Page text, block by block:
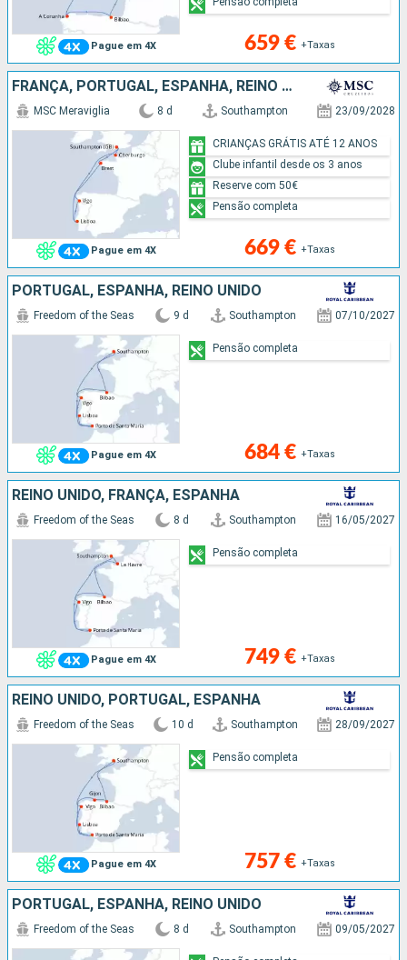
Pague em 4X 659 € +Taxas
FRANÇA, PORTUGAL, ESPANHA, REINO UNIDO
Pague em 4X
MSC Meraviglia 8 d Southampton 23/09/2028
669 € +Taxas
CRIANÇAS GRÁTIS ATÉ 12 ANOS
Clube infantil desde os 3 anos
Reserve com 50€
Pensão completa
PORTUGAL, ESPANHA, REINO UNIDO
Pague em 4X
Freedom of the Seas 9 d Southampton 07/10/2027
684 € +Taxas
Pensão completa
REINO UNIDO, FRANÇA, ESPANHA
Pague em 4X
Freedom of the Seas 8 d Southampton 16/05/2027
749 € +Taxas
Pensão completa
REINO UNIDO, PORTUGAL, ESPANHA
Pague em 4X
Freedom of the Seas 10 d Southampton 28/09/2027
757 € +Taxas
Pensão completa
PORTUGAL, ESPANHA, REINO UNIDO
Freedom of the Seas 8 d Southampton 09/05/2027